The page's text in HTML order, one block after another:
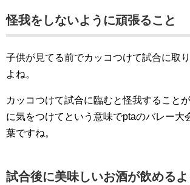
怪我をしないように頑張ること
子供が見てる前でカッコつけて試合に取
よね。
カッコつけて試合に臨むと怪我すること
に気をつけてという意味でptaのバレー大
葉ですね。
試合後に美味しいお酒が飲める